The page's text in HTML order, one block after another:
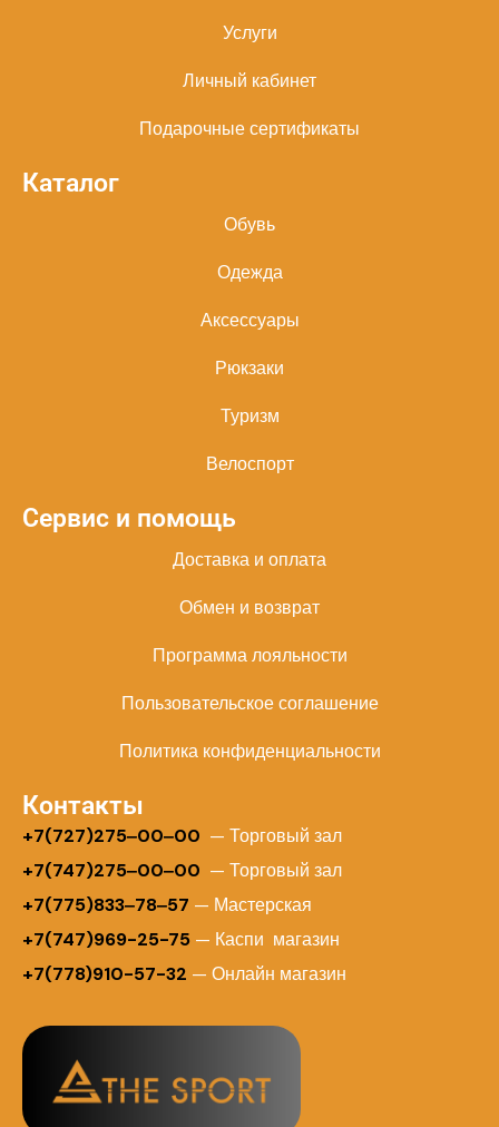
Услуги
Личный кабинет
Подарочные сертификаты
Каталог
Обувь
Одежда
Аксессуары
Рюкзаки
Туризм
Велоспорт
Сервис и помощь
Доставка и оплата
Обмен и возврат
Программа лояльности
Пользовательское соглашение
Политика конфиденциальности
Контакты
+7(727)275‒00‒00 — Торговый зал
+7(747)275‒00‒00 — Торговый зал
+7(775)833‒78‒57 — Мастерская
+7(747)969-25-75 — Каспи магазин
+7(778)910-57-32 — Онлайн магазин